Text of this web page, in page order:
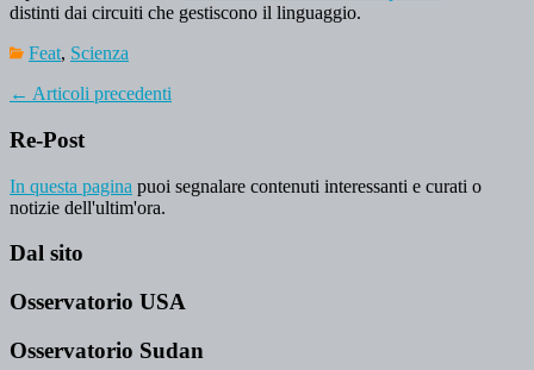
distinti dai circuiti che gestiscono il linguaggio.
Feat, Scienza
← Articoli precedenti
Re-Post
In questa pagina puoi segnalare contenuti interessanti e curati o
notizie dell'ultim'ora.
Dal sito
Osservatorio USA
Osservatorio Sudan